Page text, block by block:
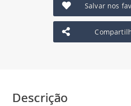
Salvar nos
Descrição